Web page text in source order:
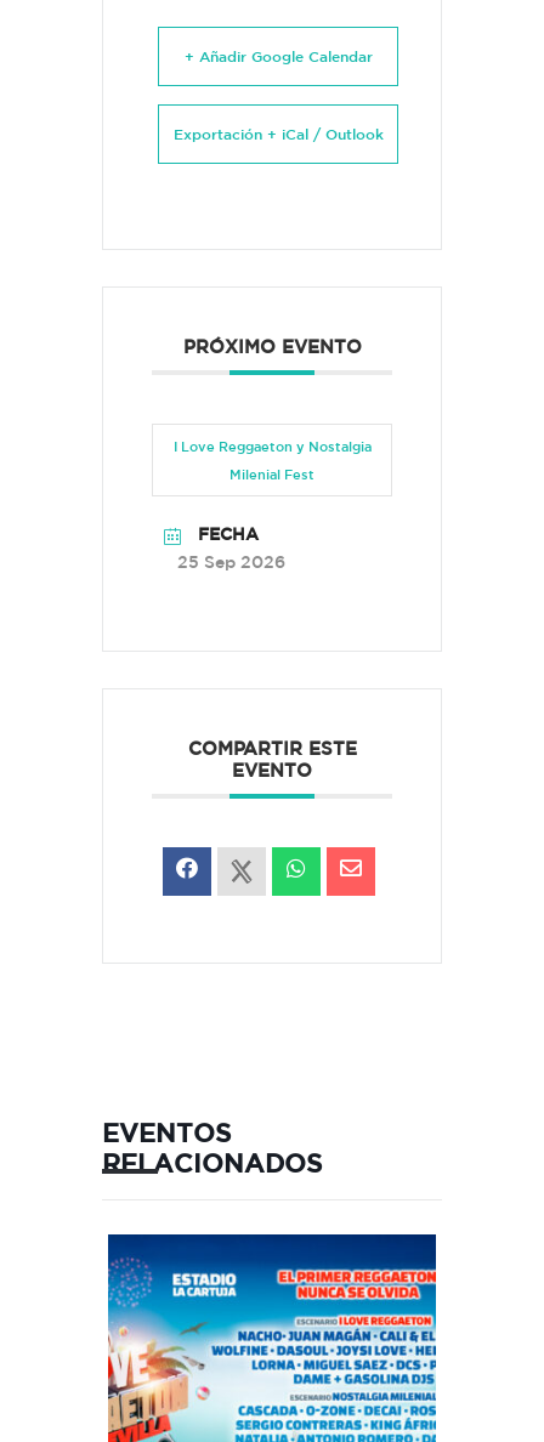
+ Añadir Google Calendar
Exportación + iCal / Outlook
PRÓXIMO EVENTO
I Love Reggaeton y Nostalgia
Milenial Fest
FECHA
25 Sep 2026
COMPARTIR ESTE
EVENTO
EVENTOS
RELACIONADOS